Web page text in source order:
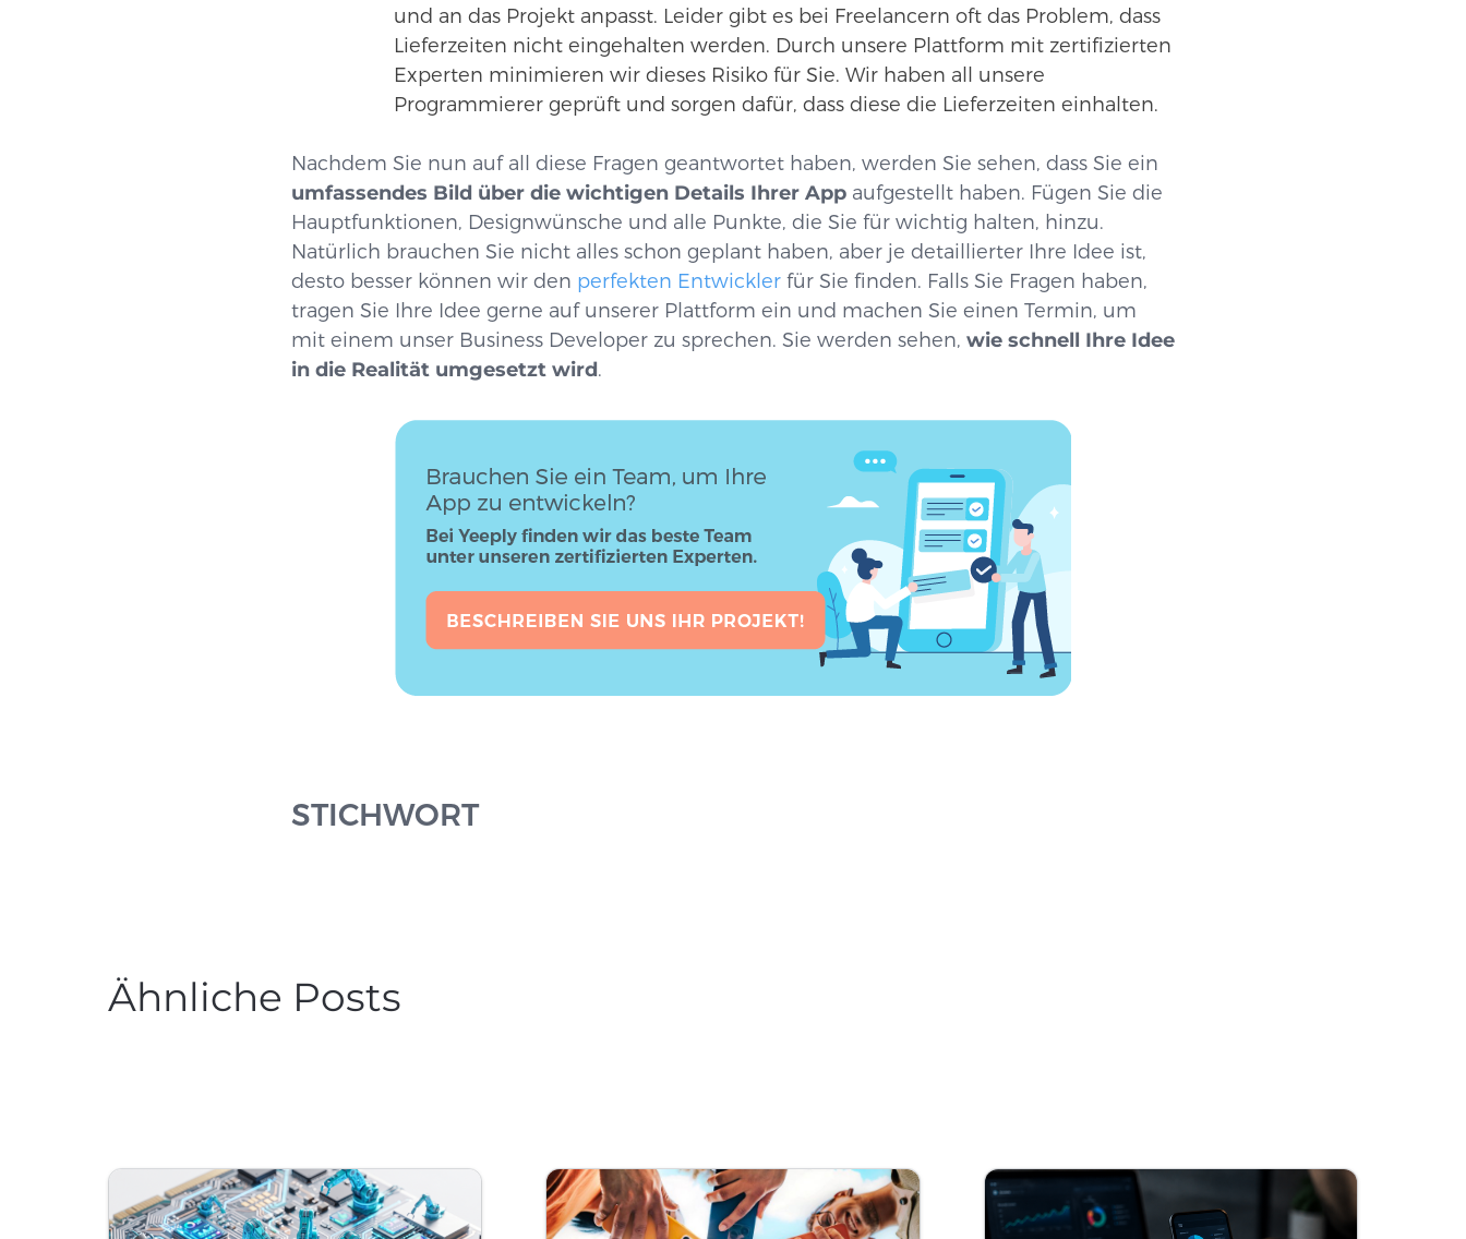
und an das Projekt anpasst. Leider gibt es bei Freelancern oft das Problem, dass
Lieferzeiten nicht eingehalten werden. Durch unsere Plattform mit zertifizierten
Experten minimieren wir dieses Risiko für Sie. Wir haben all unsere
Programmierer geprüft und sorgen dafür, dass diese die Lieferzeiten einhalten.
Nachdem Sie nun auf all diese Fragen geantwortet haben, werden Sie sehen, dass Sie ein
umfassendes Bild über die wichtigen Details Ihrer App aufgestellt haben. Fügen Sie die
Hauptfunktionen, Designwünsche und alle Punkte, die Sie für wichtig halten, hinzu.
Natürlich brauchen Sie nicht alles schon geplant haben, aber je detaillierter Ihre Idee ist,
desto besser können wir den perfekten Entwickler für Sie finden. Falls Sie Fragen haben,
tragen Sie Ihre Idee gerne auf unserer Plattform ein und machen Sie einen Termin, um
mit einem unser Business Developer zu sprechen. Sie werden sehen, wie schnell Ihre Idee
in die Realität umgesetzt wird.
STICHWORT
Ähnliche Posts